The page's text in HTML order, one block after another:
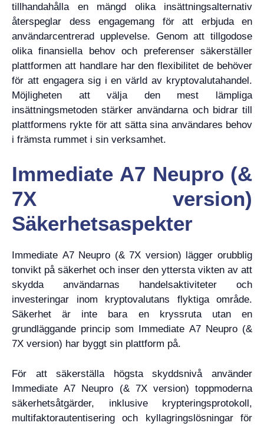
tillhandahålla en mängd olika insättningsalternativ
återspeglar dess engagemang för att erbjuda en
användarcentrerad upplevelse. Genom att tillgodose
olika finansiella behov och preferenser säkerställer
plattformen att handlare har den flexibilitet de behöver
för att engagera sig i en värld av kryptovalutahandel.
Möjligheten att välja den mest lämpliga
insättningsmetoden stärker användarna och bidrar till
plattformens rykte för att sätta sina användares behov
i främsta rummet i sin verksamhet.
Immediate A7 Neupro (&
7X version)
Säkerhetsaspekter
Immediate A7 Neupro (& 7X version) lägger orubblig
tonvikt på säkerhet och inser den yttersta vikten av att
skydda användarnas handelsaktiviteter och
investeringar inom kryptovalutans flyktiga område.
Säkerhet är inte bara en kryssruta utan en
grundläggande princip som Immediate A7 Neupro (&
7X version) har byggt sin plattform på.
För att säkerställa högsta skyddsnivå använder
Immediate A7 Neupro (& 7X version) toppmoderna
säkerhetsåtgärder, inklusive krypteringsprotokoll,
multifaktorautentisering och kyllagringslösningar för